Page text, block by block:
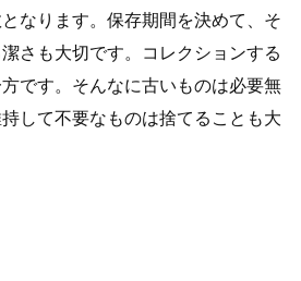
なります。保存期間を決めて、そ
さも大切です。コレクションする
です。そんなに古いものは必要無
して不要なものは捨てることも大